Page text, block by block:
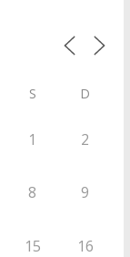
S D
1 2
8 9
15 16